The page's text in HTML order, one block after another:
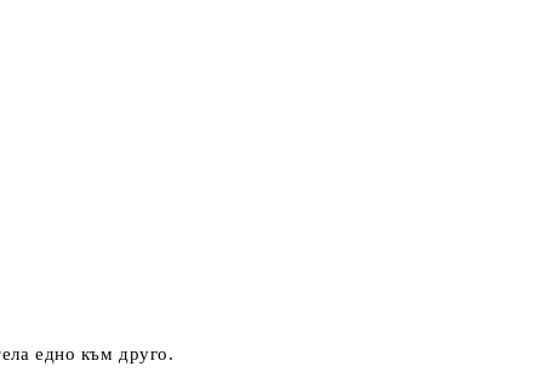
едно към друго.